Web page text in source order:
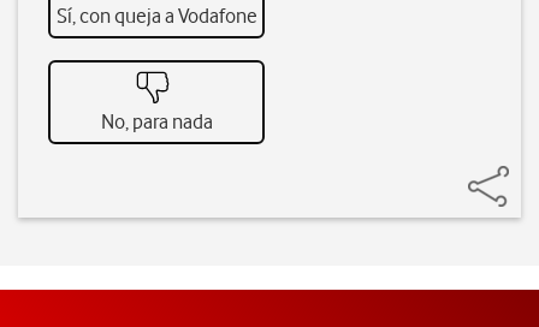
Sí, con queja a Vodafone
No, para nada